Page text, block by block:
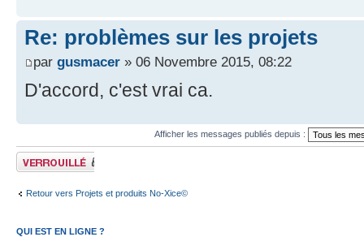
Re: problèmes sur les projets
par gusmacer » 06 Novembre 2015, 08:22
D'accord, c'est vrai ca.
Afficher les messages publiés depuis :
Sujet verrouillé
Retour vers Projets et produits No-Xice©
QUI EST EN LIGNE ?